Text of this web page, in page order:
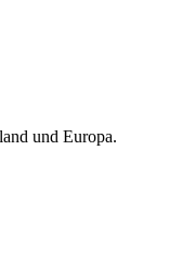
und Europa.